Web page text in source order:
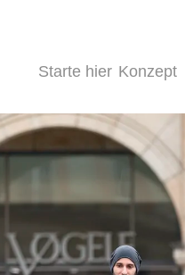
Starte hier Konzept